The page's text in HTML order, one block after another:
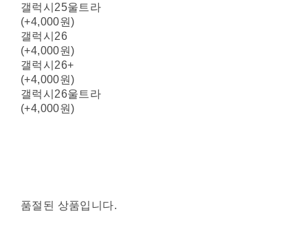
갤럭시25울트라
(+4,000원)
갤럭시26
(+4,000원)
갤럭시26+
(+4,000원)
갤럭시26울트라
(+4,000원)
품절된 상품입니다.